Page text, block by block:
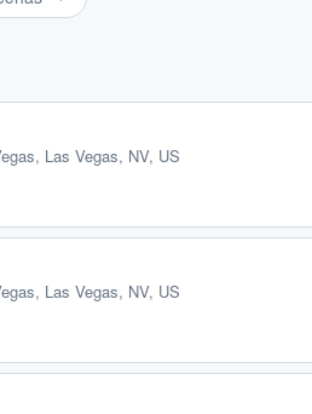
, Las Vegas, NV, US
, Las Vegas, NV, US